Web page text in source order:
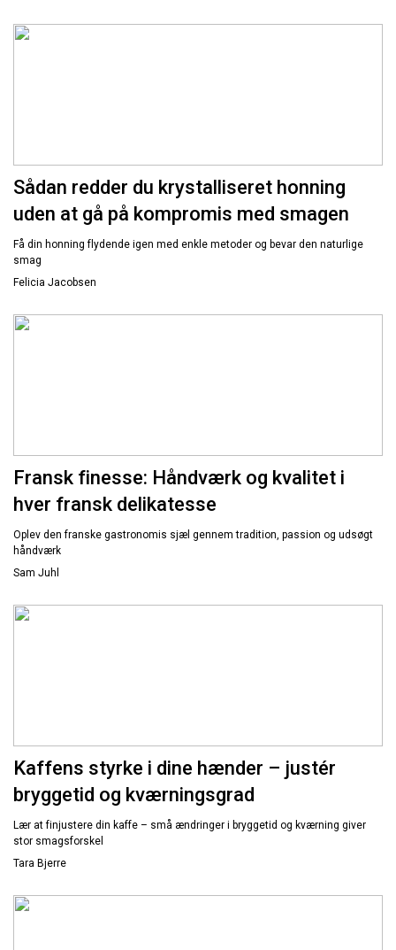
Sådan redder du krystalliseret honning
uden at gå på kompromis med smagen
Få din honning flydende igen med enkle metoder og bevar den naturlige
smag
Felicia Jacobsen
Fransk finesse: Håndværk og kvalitet i
hver fransk delikatesse
Oplev den franske gastronomis sjæl gennem tradition, passion og udsøgt
håndværk
Sam Juhl
Kaffens styrke i dine hænder – justér
bryggetid og kværningsgrad
Lær at finjustere din kaffe – små ændringer i bryggetid og kværning giver
stor smagsforskel
Tara Bjerre